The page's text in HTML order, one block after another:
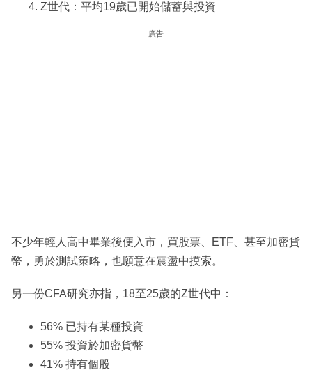
Z世代：平均19歲已開始儲蓄與投資
廣告
不少年輕人高中畢業後便入市，買股票、ETF、甚至加密貨
幣，勇於測試策略，也願意在震盪中摸索。
另一份CFA研究亦指，18至25歲的Z世代中：
56% 已持有某種投資
55% 投資於加密貨幣
41% 持有個股